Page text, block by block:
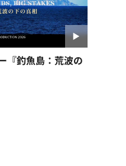
『釣魚島：荒波の